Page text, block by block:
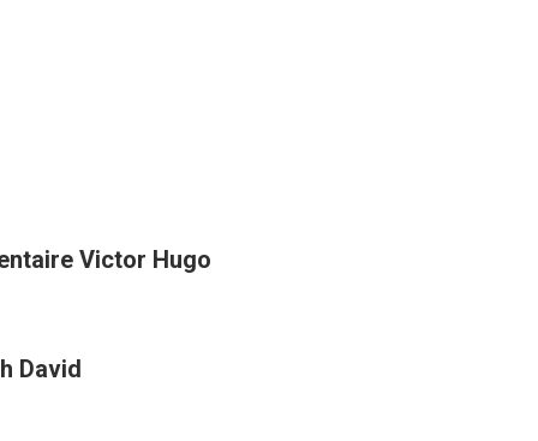
Victor Hugo
David